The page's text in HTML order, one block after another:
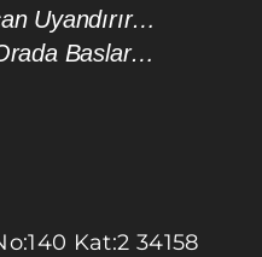
Uyandırır…
Baslar…
Kat:2 34158